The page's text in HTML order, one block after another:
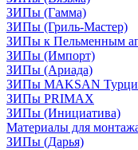
ЗИПы (Гамма)
ЗИПы (Гриль-Мастер)
ЗИПы к Пельменным
ЗИПы (Импорт)
ЗИПы (Ариада)
ЗИПы MAKSAN
ЗИПы PRIMAX
ЗИПы (Инициатива)
Материалы для
ЗИПы (Дарья)